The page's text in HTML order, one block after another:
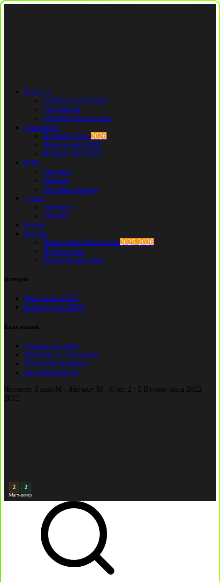
Новости
Футбол Казахстана
Трансферы
Сборная Казахстана
Трансферы
Премьер Лига2026
Первая лига2026
Вторая Лига2026
КПЛ
Тренеры
Рефери
Составы команд
1 Лига
Тренеры
Рефери
Клубы
Футзал
Чемпионат Казахстана2025-2026
Первая лига
Кубок Казахстана
История
Чемпионы КПЛ
Бомбардиры КПЛ
База знаний
Ставки на спорт
Причины и симптомы
Кто такой лудоман?
Как избавиться?
Читаете: Тараз М - Жетысу М - Счет 2 : 2 Вторая лига 2022
2022
3 :
Матч-центр